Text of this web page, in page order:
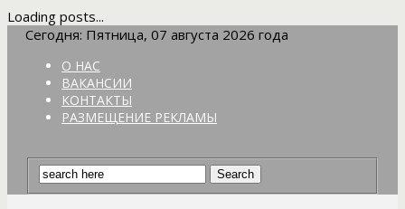
Loading posts...
Сегодня: Пятница, 07 августа 2026 года
О НАС
ВАКАНСИИ
КОНТАКТЫ
РАЗМЕЩЕНИЕ РЕКЛАМЫ